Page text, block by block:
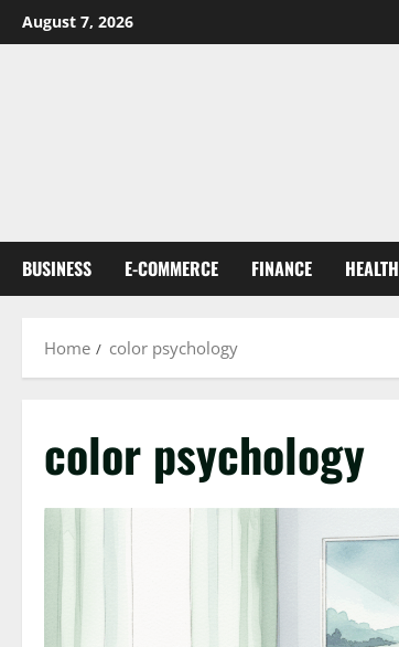
Skip
to
August 7, 2026
BUSINESS E-COMMERCE FINANCE HEALTH
Home color psychology
color psychology